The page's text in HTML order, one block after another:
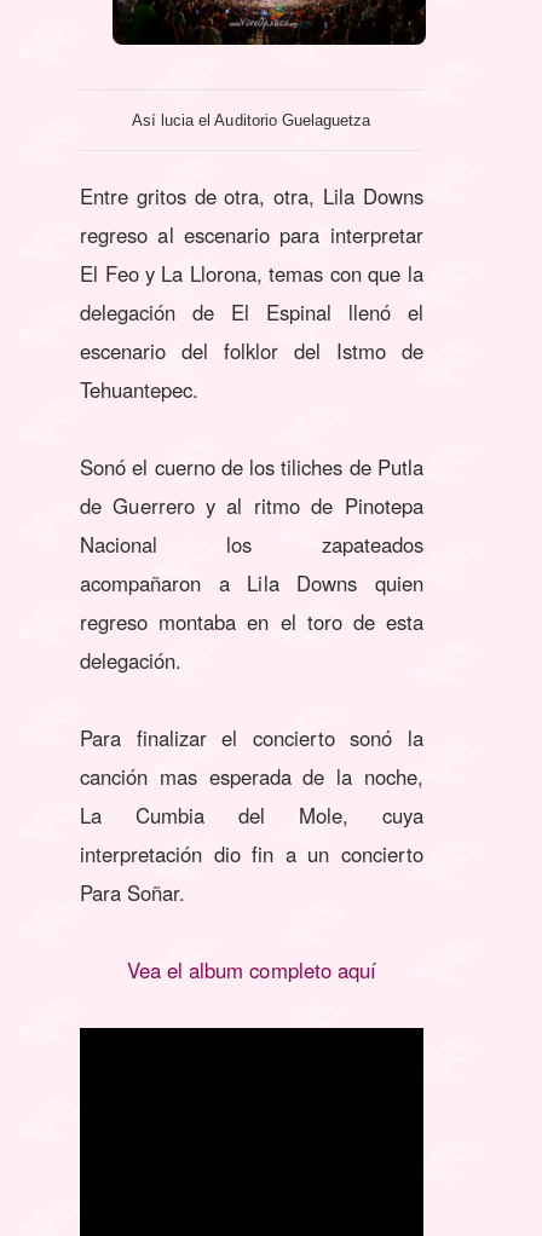
Así lucia el Auditorio Guelaguetza
Entre gritos de otra, otra, Lila Downs
regreso al escenario para interpretar
El Feo y La Llorona, temas con que la
delegación de El Espinal llenó el
escenario del folklor del Istmo de
Tehuantepec.
Sonó el cuerno de los tiliches de Putla
de Guerrero y al ritmo de Pinotepa
Nacional los zapateados
acompañaron a Lila Downs quien
regreso montaba en el toro de esta
delegación.
Para finalizar el concierto sonó la
canción mas esperada de la noche,
La Cumbia del Mole, cuya
interpretación dio fin a un concierto
Para Soñar.
Vea el album completo aquí